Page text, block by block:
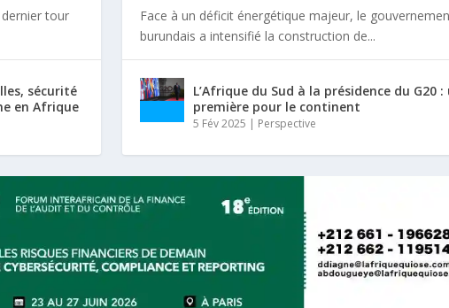
tour
sécurité
en Afrique
Face à un déficit énergétique majeur, le
burundais a intensifié la construction de...
L’Afrique du Sud à la présidence du G20 :
première pour le continent
5 Fév 2025 | Perspective